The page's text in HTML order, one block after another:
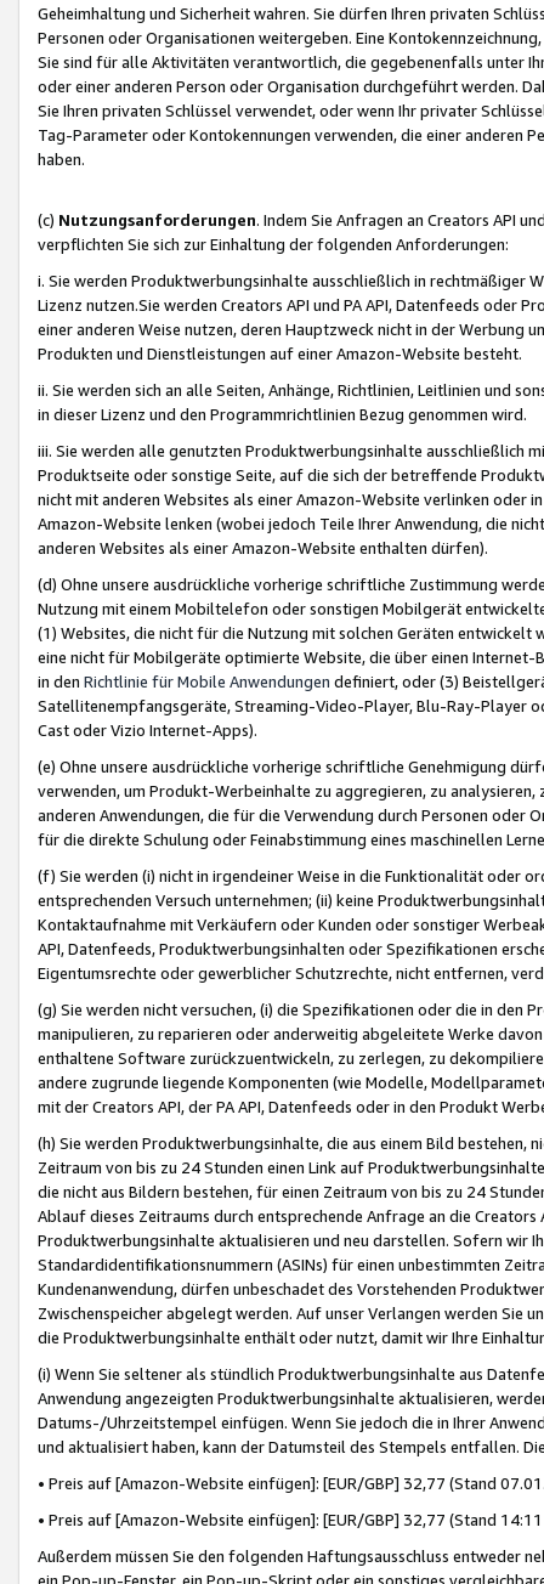
Geheimhaltung und Sicherheit wahren. Sie dürfen Ihren privaten
Personen oder Organisationen weitergeben. Eine
Sie sind für alle Aktivitäten verantwortlich, die gegebenenfalls unter
oder einer anderen Person oder Organisation durchgeführt werden.
Sie Ihren privaten Schlüssel verwendet, oder wenn Ihr privater
Tag-Parameter oder Kontokennungen verwenden, die einer anderen
haben.
(c) Nutzungsanforderungen. Indem Sie Anfragen an Creators API
verpflichten Sie sich zur Einhaltung der folgenden Anforderungen:
i. Sie werden Produktwerbungsinhalte ausschließlich in rechtmäßiger
Lizenz nutzen.Sie werden Creators API und PA API, Datenfeeds oder
einer anderen Weise nutzen, deren Hauptzweck nicht in der Werbung
Produkten und Dienstleistungen auf einer Amazon-Website besteht.
ii. Sie werden sich an alle Seiten, Anhänge, Richtlinien, Leitlinien und
in dieser Lizenz und den Programmrichtlinien Bezug genommen wird.
iii. Sie werden alle genutzten Produktwerbungsinhalte ausschließlich
Produktseite oder sonstige Seite, auf die sich der betreffende
nicht mit anderen Websites als einer Amazon-Website verlinken oder
Amazon-Website lenken (wobei jedoch Teile Ihrer Anwendung, die
anderen Websites als einer Amazon-Website enthalten dürfen).
(d) Ohne unsere ausdrückliche vorherige schriftliche Zustimmung
Nutzung mit einem Mobiltelefon oder sonstigen Mobilgerät
(1) Websites, die nicht für die Nutzung mit solchen Geräten
eine nicht für Mobilgeräte optimierte Website, die über einen
in den Richtlinie für Mobile Anwendungen definiert, oder (3)
Satellitenempfangsgeräte, Streaming-Video-Player, Blu-Ray-Player
Cast oder Vizio Internet-Apps).
(e) Ohne unsere ausdrückliche vorherige schriftliche Genehmigung
verwenden, um Produkt-Werbeinhalte zu aggregieren, zu
anderen Anwendungen, die für die Verwendung durch Personen
für die direkte Schulung oder Feinabstimmung eines maschinellen
(f) Sie werden (i) nicht in irgendeiner Weise in die Funktionalität oder
entsprechenden Versuch unternehmen; (ii) keine
Kontaktaufnahme mit Verkäufern oder Kunden oder sonstiger
API, Datenfeeds, Produktwerbungsinhalten oder Spezifikationen
Eigentumsrechte oder gewerblicher Schutzrechte, nicht entfernen,
(g) Sie werden nicht versuchen, (i) die Spezifikationen oder die in
manipulieren, zu reparieren oder anderweitig abgeleitete Werke
enthaltene Software zurückzuentwickeln, zu zerlegen, zu
andere zugrunde liegende Komponenten (wie Modelle,
mit der Creators API, der PA API, Datenfeeds oder in den Produkt
(h) Sie werden Produktwerbungsinhalte, die aus einem Bild bestehen,
Zeitraum von bis zu 24 Stunden einen Link auf
die nicht aus Bildern bestehen, für einen Zeitraum von bis zu 24
Ablauf dieses Zeitraums durch entsprechende Anfrage an die
Produktwerbungsinhalte aktualisieren und neu darstellen. Sofern wir
Standardidentifikationsnummern (ASINs) für einen unbestimmten
Kundenanwendung, dürfen unbeschadet des Vorstehenden
Zwischenspeicher abgelegt werden. Auf unser Verlangen werden Sie
die Produktwerbungsinhalte enthält oder nutzt, damit wir Ihre
(i) Wenn Sie seltener als stündlich Produktwerbungsinhalte aus
Anwendung angezeigten Produktwerbungsinhalte aktualisieren,
Datums-/Uhrzeitstempel einfügen. Wenn Sie jedoch die in Ihrer
und aktualisiert haben, kann der Datumsteil des Stempels entfallen.
• Preis auf [Amazon-Website einfügen]: [EUR/GBP] 32,77 (Stand
• Preis auf [Amazon-Website einfügen]: [EUR/GBP] 32,77 (Stand
Außerdem müssen Sie den folgenden Haftungsausschluss entweder
ein Pop-up-Fenster, ein Pop-up-Skript oder ein sonstiges